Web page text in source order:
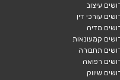
עיצוב
עורכי דין
מדיה
קמעונאות
תחבורה
רפואה
שיווק